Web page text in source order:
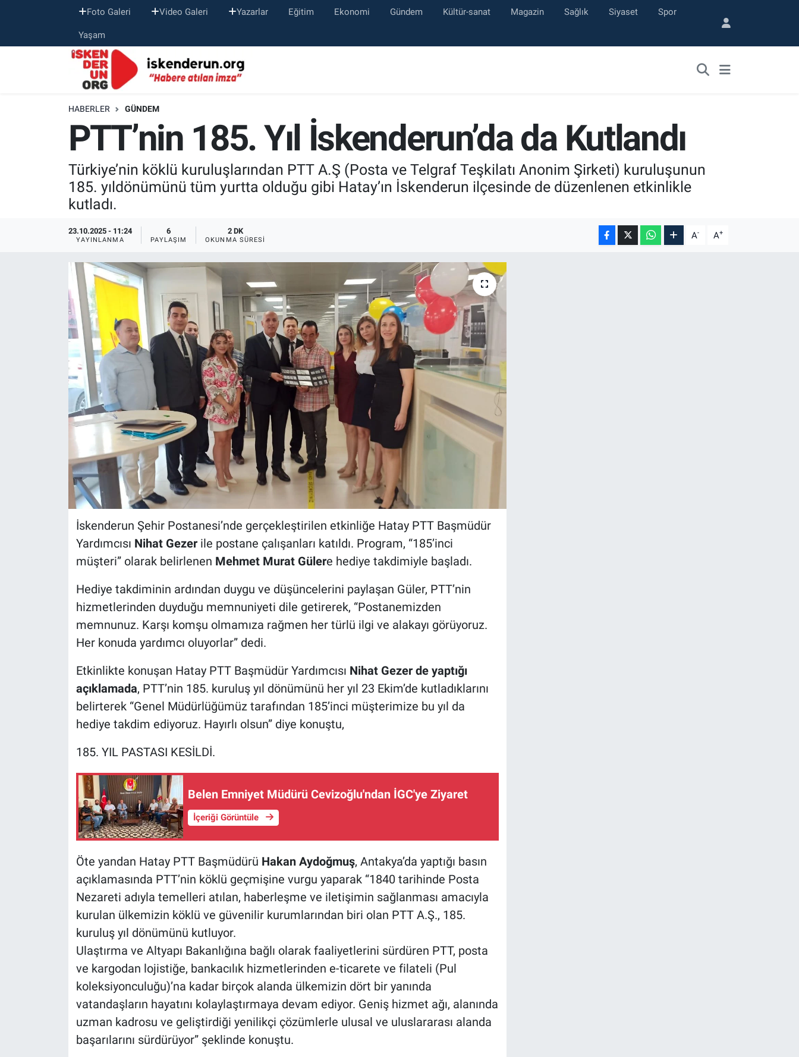
Foto Galeri Video Galeri Yazarlar Eğitim Ekonomi Gündem Kültür-sanat Magazin Sağlık Siyaset Spor
Yaşam
HABERLER GÜNDEM
PTT’nin 185. Yıl İskenderun’da da Kutlandı
Türkiye’nin köklü kuruluşlarından PTT A.Ş (Posta ve Telgraf Teşkilatı Anonim Şirketi) kuruluşunun
185. yıldönümünü tüm yurtta olduğu gibi Hatay’ın İskenderun ilçesinde de düzenlenen etkinlikle
kutladı.
23.10.2025 - 11:24
YAYINLANMA
6
PAYLAŞIM
2 DK
OKUNMA SÜRESI A- A+
İskenderun Şehir Postanesi’nde gerçekleştirilen etkinliğe Hatay PTT Başmüdür
Yardımcısı Nihat Gezerile postane çalışanları katıldı. Program, “185’inci
müşteri” olarak belirlenen Mehmet Murat Gülere hediye takdimiyle başladı.
Hediye takdiminin ardından duygu ve düşüncelerini paylaşan Güler, PTT’nin
hizmetlerinden duyduğu memnuniyeti dile getirerek, “Postanemizden
memnunuz. Karşı komşu olmamıza rağmen her türlü ilgi ve alakayı görüyoruz.
Her konuda yardımcı oluyorlar” dedi.
Etkinlikte konuşan Hatay PTT Başmüdür Yardımcısı Nihat Gezer de yaptığı
açıklamada, PTT’nin 185. kuruluş yıl dönümünü her yıl 23 Ekim’de kutladıklarını
belirterek “Genel Müdürlüğümüz tarafından 185’inci müşterimize bu yıl da
hediye takdim ediyoruz. Hayırlı olsun” diye konuştu,
185. YIL PASTASI KESİLDİ.
Belen Emniyet Müdürü Cevizoğlu'ndan İGC'ye Ziyaret
İçeriği Görüntüle
Öte yandan Hatay PTT Başmüdürü Hakan Aydoğmuş, Antakya’da yaptığı basın
açıklamasında PTT’nin köklü geçmişine vurgu yaparak “1840 tarihinde Posta
Nezareti adıyla temelleri atılan, haberleşme ve iletişimin sağlanması amacıyla
kurulan ülkemizin köklü ve güvenilir kurumlarından biri olan PTT A.Ş., 185.
kuruluş yıl dönümünü kutluyor.
Ulaştırma ve Altyapı Bakanlığına bağlı olarak faaliyetlerini sürdüren PTT, posta
ve kargodan lojistiğe, bankacılık hizmetlerinden e-ticarete ve filateli (Pul
koleksiyonculuğu)’na kadar birçok alanda ülkemizin dört bir yanında
vatandaşların hayatını kolaylaştırmaya devam ediyor. Geniş hizmet ağı, alanında
uzman kadrosu ve geliştirdiği yenilikçi çözümlerle ulusal ve uluslararası alanda
başarılarını sürdürüyor” şeklinde konuştu.